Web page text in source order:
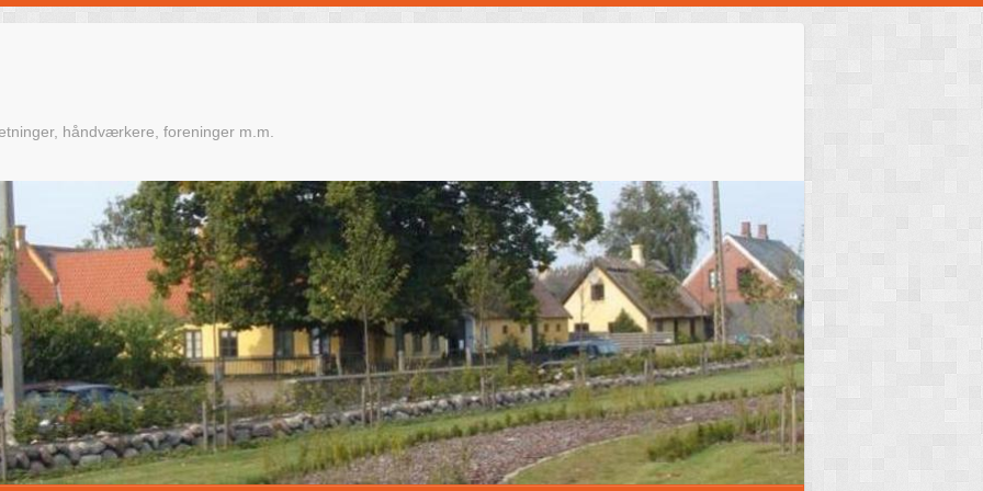
håndværkere, foreninger m.m.